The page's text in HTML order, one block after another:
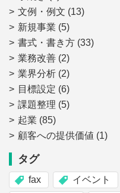
文例・例文 (13)
新規事業 (5)
書式・書き方 (33)
業務改善 (2)
業界分析 (2)
目標設定 (6)
課題整理 (5)
起業 (85)
顧客への提供価値 (1)
タグ
fax イベント